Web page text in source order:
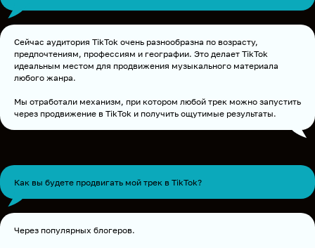
Сейчас аудитория TikTok очень разнообразна по возрасту,
предпочтениям, профессиям и географии. Это делает TikTok
идеальным местом для продвижения музыкального материала
любого жанра.
Мы отработали механизм, при котором любой трек можно запустить
через продвижение в TikTok и получить ощутимые результаты.
Как вы будете продвигать мой трек в TikTok?
Через популярных блогеров.